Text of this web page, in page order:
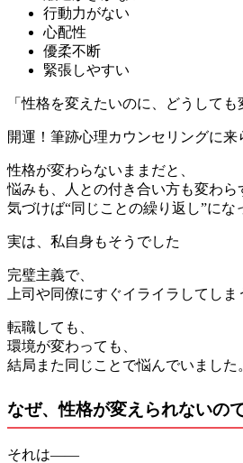
行動力がない
心配性
優柔不断
緊張しやすい
「性格を変えたいのに、どうしても
開運！筆跡心理カウンセリングに
性格が変わらないままだと、
悩みも、人との付き合い方も変わら
気づけば“同じことの繰り返し”にな
実は、私自身もそうでした
完璧主義で、
上司や同僚にすぐイライラしてしま
転職しても、
環境が変わっても、
結局また同じことで悩んでいました
なぜ、性格が変えられないの
それは――